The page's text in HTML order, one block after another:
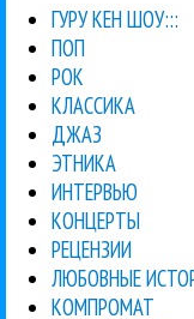
ГУРУ КЕН ШОУ:::
ПОП
РОК
КЛАССИКА
ДЖАЗ
ЭТНИКА
ИНТЕРВЬЮ
КОНЦЕРТЫ
РЕЦЕНЗИИ
ЛЮБОВНЫЕ
КОМПРОМАТ